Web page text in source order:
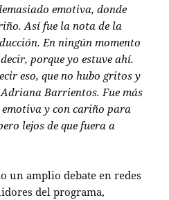
emotiva, donde
Así fue la nota de la
En ningún momento
porque yo estuve ahí.
eso, que no hubo gritos y
Barrientos. Fue más
emotiva y con cariño para
lejos de que fuera a
un amplio debate en redes
del programa,